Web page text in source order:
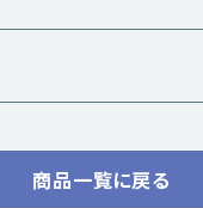
商品一覧に戻る